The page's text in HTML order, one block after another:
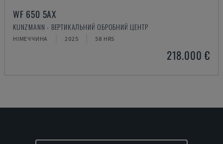
WF 650 5AX
KUNZMANN - ВЕРТИКАЛЬНИЙ ОБРОБНИЙ ЦЕНТР
НІМЕЧЧИНА 2025 58 HRS
218.000 €